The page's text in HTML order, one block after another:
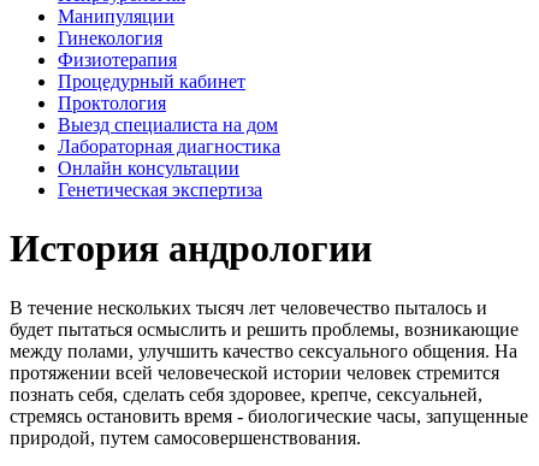
Манипуляции
Гинекология
Физиотерапия
Процедурный кабинет
Проктология
Выезд специалиста на дом
Лабораторная диагностика
Онлайн консультации
Генетическая экспертиза
История андрологии
В течение нескольких тысяч лет человечество пыталось и
будет пытаться осмыслить и решить проблемы, возникающие
между полами, улучшить качество сексуального общения. На
протяжении всей человеческой истории человек стремится
познать себя, сделать себя здоровее, крепче, сексуальней,
стремясь остановить время - биологические часы, запущенные
природой, путем самосовершенствования.